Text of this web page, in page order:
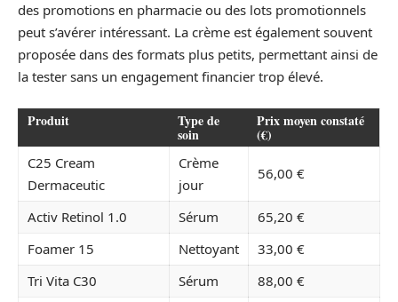
des promotions en pharmacie ou des lots promotionnels
peut s’avérer intéressant. La crème est également souvent
proposée dans des formats plus petits, permettant ainsi de
la tester sans un engagement financier trop élevé.
Produit Type de
soin
Prix moyen constaté
(€)
C25 Cream
Dermaceutic
Crème
jour
56,00 €
Activ Retinol 1.0 Sérum
65,20 €
Foamer 15
Nettoyant
33,00 €
Tri Vita C30
Sérum
88,00 €